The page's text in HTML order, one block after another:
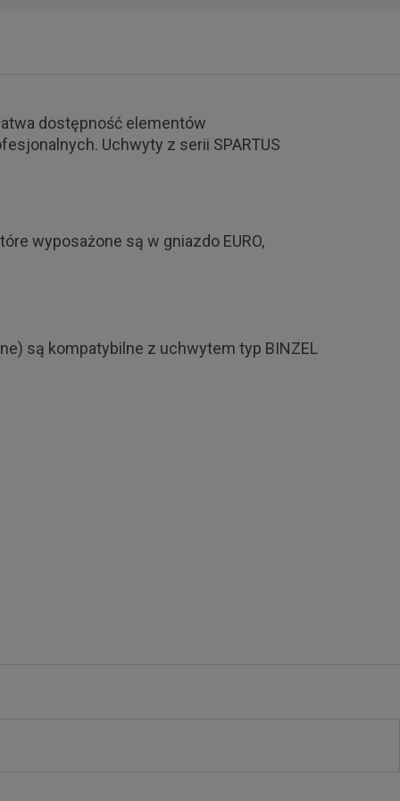
dostępność elementów
Uchwyty z serii SPARTUS
wyposażone są w gniazdo EURO,
są kompatybilne z uchwytem typ BINZEL